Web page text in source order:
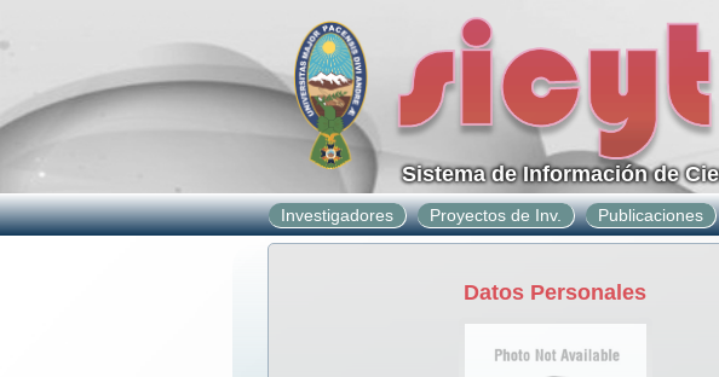
Sistema de Información de
Investigadores Proyectos de Inv. Publicaciones
Datos Personales